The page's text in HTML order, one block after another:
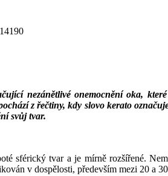
nezánětlivé onemocnění oka,
z řečtiny, kdy slovo kerato
svůj tvar.
sférický tvar a je mírně rozšířené.
v dospělosti, především mezi 20 a